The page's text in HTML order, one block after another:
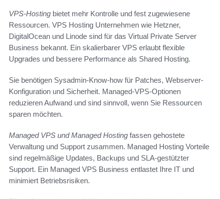
VPS-Hosting bietet mehr Kontrolle und fest zugewiesene
Ressourcen. VPS Hosting Unternehmen wie Hetzner,
DigitalOcean und Linode sind für das Virtual Private Server
Business bekannt. Ein skalierbarer VPS erlaubt flexible
Upgrades und bessere Performance als Shared Hosting.
Sie benötigen Sysadmin-Know-how für Patches, Webserver-
Konfiguration und Sicherheit. Managed-VPS-Optionen
reduzieren Aufwand und sind sinnvoll, wenn Sie Ressourcen
sparen möchten.
Managed VPS und Managed Hosting fassen gehostete
Verwaltung und Support zusammen. Managed Hosting Vorteile
sind regelmäßige Updates, Backups und SLA-gestützter
Support. Ein Managed VPS Business entlastet Ihre IT und
minimiert Betriebsrisiken.